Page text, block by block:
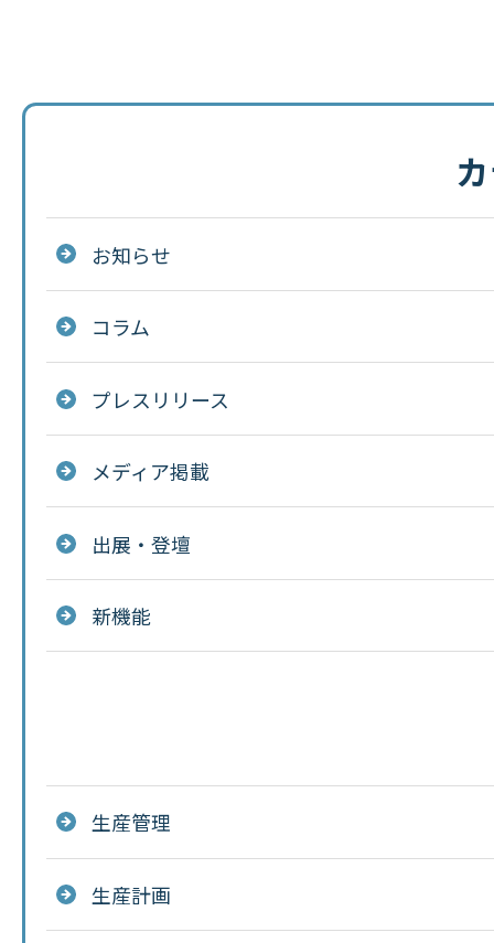
お知らせ
コラム
プレスリリース
メディア掲載
出展・登壇
新機能
生産管理
生産計画